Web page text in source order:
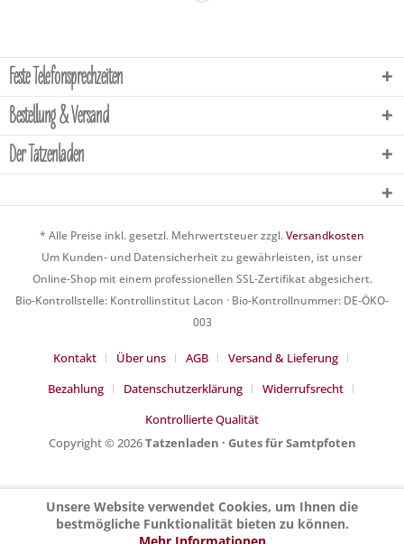
Feste Telefonsprechzeiten
Bestellung & Versand
Der Tatzenladen
* Alle Preise inkl. gesetzl. Mehrwertsteuer zzgl.Versandkosten
Um Kunden- und Datensicherheit zu gewährleisten, ist unser
Online-Shop mit einem professionellen SSL-Zertifikat abgesichert.
Bio-Kontrollstelle: Kontrollinstitut Lacon · Bio-Kontrollnummer: DE-ÖKO-
003
Kontakt Über uns AGB
Versand & Lieferung
Bezahlung
Datenschutzerklärung
Widerrufsrecht
Kontrollierte Qualität
Copyright © 2026Tatzenladen · Gutes für Samtpfoten
Unsere Website verwendet Cookies, um Ihnen die
bestmögliche Funktionalität bieten zu können.